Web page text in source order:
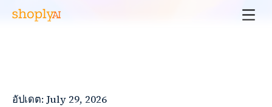
อัปเดต: July 29, 2026